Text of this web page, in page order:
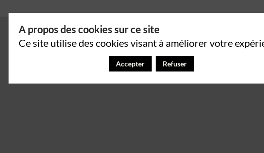
A propos des cookies sur ce site
Ce site utilise des cookies visant à améliorer votre
Accepter Refuser